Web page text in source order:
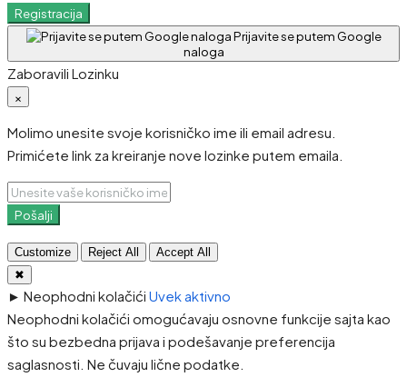
Registracija
Prijavite se putem Google
naloga
Zaboravili Lozinku
×
Molimo unesite svoje korisničko ime ili email adresu.
Primićete link za kreiranje nove lozinke putem emaila.
Pošalji
Customize Reject All
Accept All
✖
► Neophodni kolačići Uvek aktivno
Neophodni kolačići omogućavaju osnovne funkcije sajta kao
što su bezbedna prijava i podešavanje preferencija
saglasnosti. Ne čuvaju lične podatke.